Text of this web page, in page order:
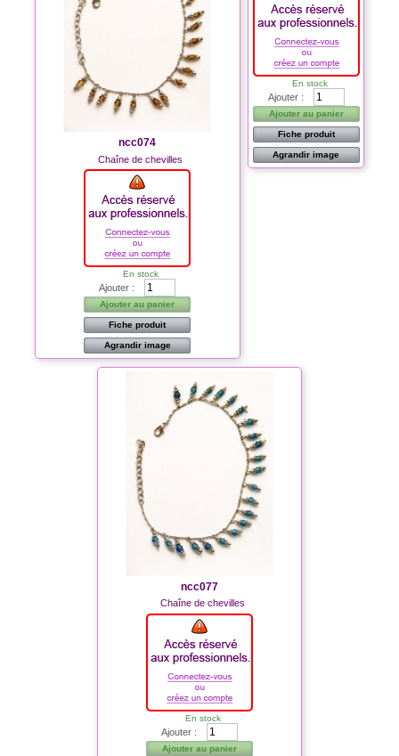
ncc074
Chaîne de chevilles
En stock
Ajouter :
Ajouter au panier
Fiche produit
Agrandir image
En stock
Ajouter :
Ajouter au panier
Fiche produit
Agrandir image
ncc077
Chaîne de chevilles
En stock
Ajouter :
Ajouter au panier